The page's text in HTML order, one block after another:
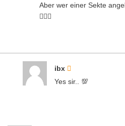
Aber wer einer Sekte
🤦🏼‍♂️
ibx
Yes sir.. 💯